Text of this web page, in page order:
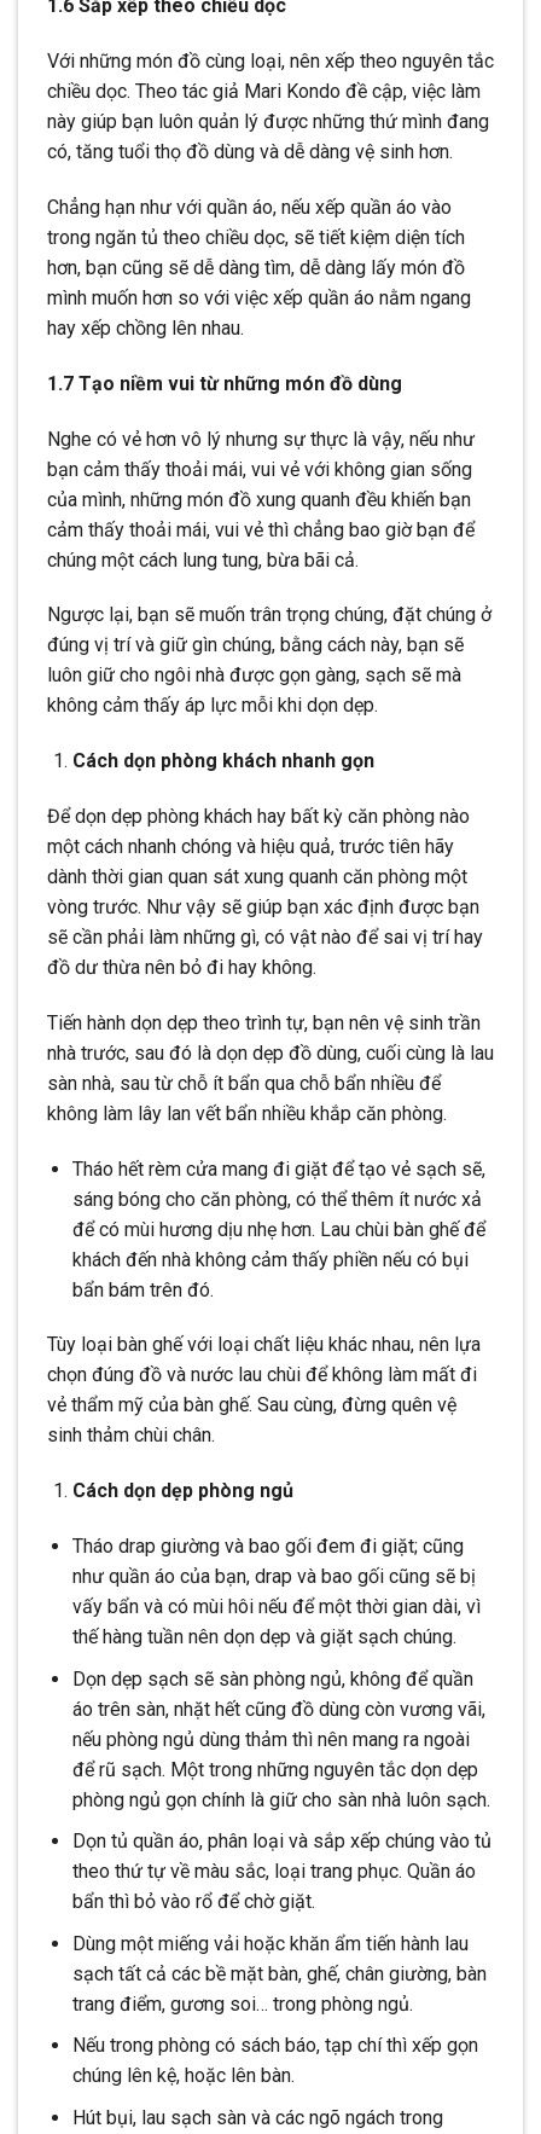
1.6 Sắp xếp theo chiều dọc
Với những món đồ cùng loại, nên xếp theo nguyên tắc
chiều dọc. Theo tác giả Mari Kondo đề cập, việc làm
này giúp bạn luôn quản lý được những thứ mình đang
có, tăng tuổi thọ đồ dùng và dễ dàng vệ sinh hơn.
Chẳng hạn như với quần áo, nếu xếp quần áo vào
trong ngăn tủ theo chiều dọc, sẽ tiết kiệm diện tích
hơn, bạn cũng sẽ dễ dàng tìm, dễ dàng lấy món đồ
mình muốn hơn so với việc xếp quần áo nằm ngang
hay xếp chồng lên nhau.
1.7 Tạo niềm vui từ những món đồ dùng
Nghe có vẻ hơn vô lý nhưng sự thực là vậy, nếu như
bạn cảm thấy thoải mái, vui vẻ với không gian sống
của mình, những món đồ xung quanh đều khiến bạn
cảm thấy thoải mái, vui vẻ thì chẳng bao giờ bạn để
chúng một cách lung tung, bừa bãi cả.
Ngược lại, bạn sẽ muốn trân trọng chúng, đặt chúng ở
đúng vị trí và giữ gìn chúng, bằng cách này, bạn sẽ
luôn giữ cho ngôi nhà được gọn gàng, sạch sẽ mà
không cảm thấy áp lực mỗi khi dọn dẹp.
Cách dọn phòng khách nhanh gọn
Để dọn dẹp phòng khách hay bất kỳ căn phòng nào
một cách nhanh chóng và hiệu quả, trước tiên hãy
dành thời gian quan sát xung quanh căn phòng một
vòng trước. Như vậy sẽ giúp bạn xác định được bạn
sẽ cần phải làm những gì, có vật nào để sai vị trí hay
đồ dư thừa nên bỏ đi hay không.
Tiến hành dọn dẹp theo trình tự, bạn nên vệ sinh trần
nhà trước, sau đó là dọn dẹp đồ dùng, cuối cùng là lau
sàn nhà, sau từ chỗ ít bẩn qua chỗ bẩn nhiều để
không làm lây lan vết bẩn nhiều khắp căn phòng.
Tháo hết rèm cửa mang đi giặt để tạo vẻ sạch sẽ,
sáng bóng cho căn phòng, có thể thêm ít nước xả
để có mùi hương dịu nhẹ hơn. Lau chùi bàn ghế để
khách đến nhà không cảm thấy phiền nếu có bụi
bẩn bám trên đó.
Tùy loại bàn ghế với loại chất liệu khác nhau, nên lựa
chọn đúng đồ và nước lau chùi để không làm mất đi
vẻ thẩm mỹ của bàn ghế. Sau cùng, đừng quên vệ
sinh thảm chùi chân.
Cách dọn dẹp phòng ngủ
Tháo drap giường và bao gối đem đi giặt; cũng
như quần áo của bạn, drap và bao gối cũng sẽ bị
vấy bẩn và có mùi hôi nếu để một thời gian dài, vì
thế hàng tuần nên dọn dẹp và giặt sạch chúng.
Dọn dẹp sạch sẽ sàn phòng ngủ, không để quần
áo trên sàn, nhặt hết cũng đồ dùng còn vương vãi,
nếu phòng ngủ dùng thảm thì nên mang ra ngoài
để rũ sạch. Một trong những nguyên tắc dọn dẹp
phòng ngủ gọn chính là giữ cho sàn nhà luôn sạch.
Dọn tủ quần áo, phân loại và sắp xếp chúng vào tủ
theo thứ tự về màu sắc, loại trang phục. Quần áo
bẩn thì bỏ vào rổ để chờ giặt.
Dùng một miếng vải hoặc khăn ẩm tiến hành lau
sạch tất cả các bề mặt bàn, ghế, chân giường, bàn
trang điểm, gương soi… trong phòng ngủ.
Nếu trong phòng có sách báo, tạp chí thì xếp gọn
chúng lên kệ, hoặc lên bàn.
Hút bụi, lau sạch sàn và các ngõ ngách trong